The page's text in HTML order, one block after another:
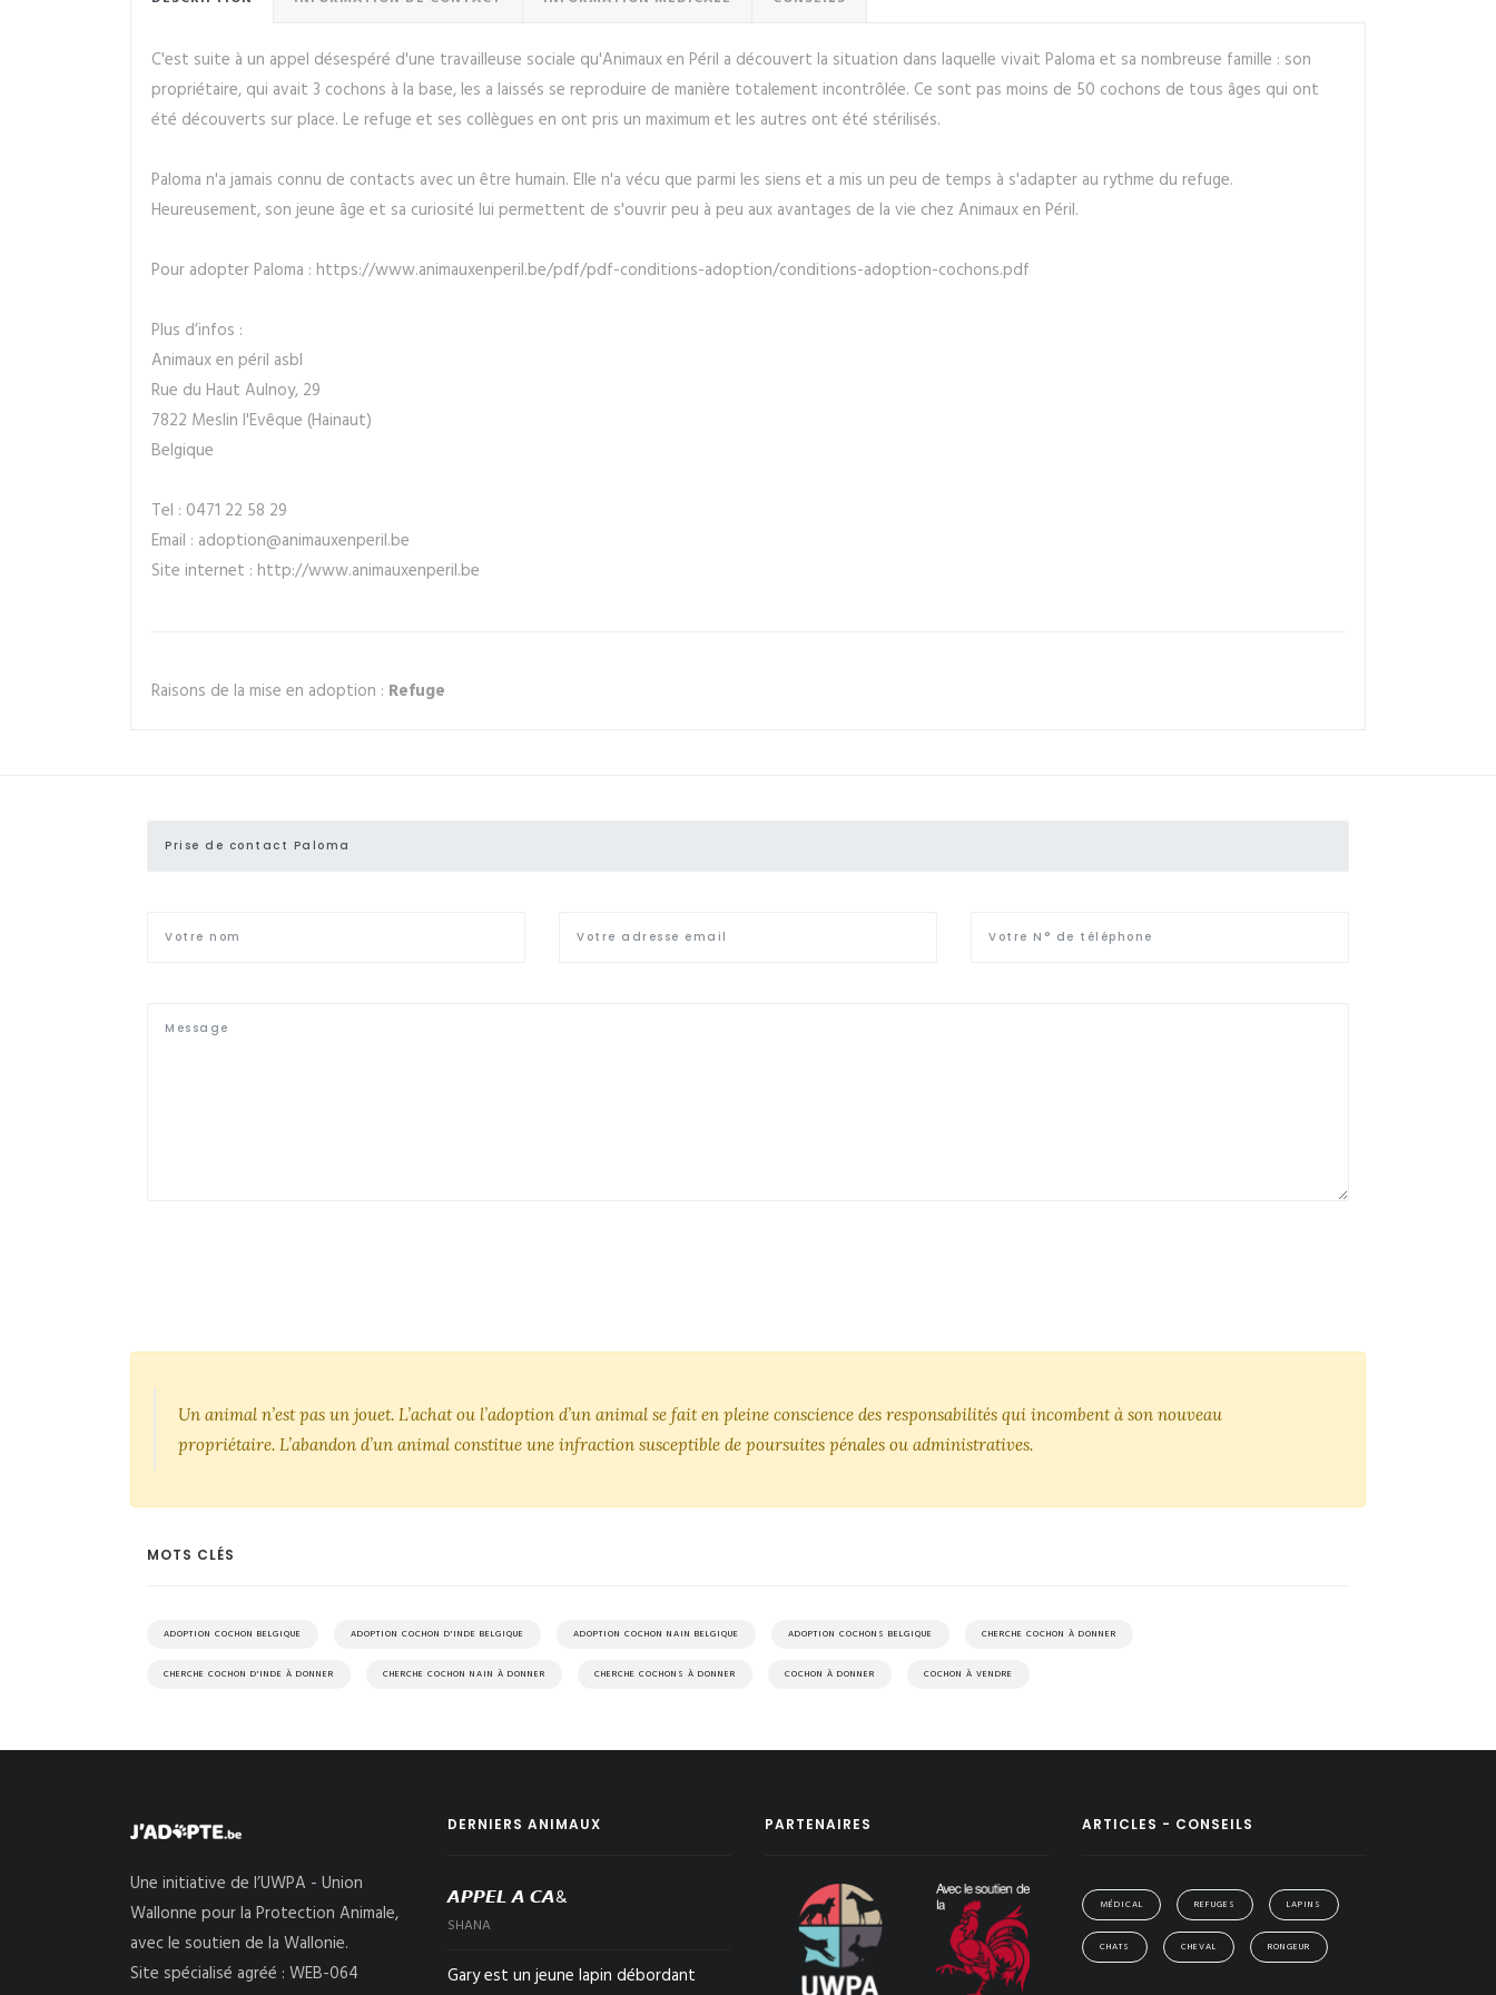
C'est suite à un appel désespéré d'une travailleuse sociale qu'Animaux en Péril a découvert la situation dans laquelle vivait Paloma et sa nombreuse famille : son
propriétaire, qui avait 3 cochons à la base, les a laissés se reproduire de manière totalement incontrôlée. Ce sont pas moins de 50 cochons de tous âges qui ont
été découverts sur place. Le refuge et ses collègues en ont pris un maximum et les autres ont été stérilisés.
Paloma n'a jamais connu de contacts avec un être humain. Elle n'a vécu que parmi les siens et a mis un peu de temps à s'adapter au rythme du refuge.
Heureusement, son jeune âge et sa curiosité lui permettent de s'ouvrir peu à peu aux avantages de la vie chez Animaux en Péril.
Pour adopter Paloma : https://www.animauxenperil.be/pdf/pdf-conditions-adoption/conditions-adoption-cochons.pdf
Plus d’infos :
Animaux en péril asbl
Rue du Haut Aulnoy, 29
7822 Meslin l'Evêque (Hainaut)
Belgique
Tel : 0471 22 58 29
Email : adoption@animauxenperil.be
Site internet : http://www.animauxenperil.be
Raisons de la mise en adoption : Refuge
Un animal n’est pas un jouet. L’achat ou l’adoption d’un animal se fait en pleine conscience des responsabilités qui incombent à son nouveau
propriétaire. L’abandon d’un animal constitue une infraction susceptible de poursuites pénales ou administratives.
MOTS CLÉS
ADOPTION COCHON BELGIQUE ADOPTION COCHON D'INDE BELGIQUE ADOPTION COCHON NAIN BELGIQUE ADOPTION COCHONS BELGIQUE CHERCHE COCHON À DONNER
CHERCHE COCHON D'INDE À DONNER CHERCHE COCHON NAIN À DONNER CHERCHE COCHONS À DONNER COCHON À DONNER COCHON À VENDRE
Une initiative de l’UWPA - Union
Wallonne pour la Protection Animale,
avec le soutien de la Wallonie.
Site spécialisé agréé : WEB-064
DERNIERS ANIMAUX
𝘼𝙋𝙋𝙀𝙇 𝘼 𝘾𝘼&
SHANA
Gary est un jeune lapin débordant
PARTENAIRES ARTICLES - CONSEILS
MÉDICAL REFUGES LAPINS
CHATS CHEVAL RONGEUR